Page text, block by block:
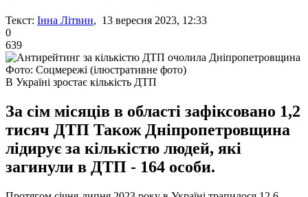
Текст: Інна Літвин, 13 вересня 2023, 12:33
0
639
Фото: Соцмережі (ілюстративне фото)
В Україні зростає кількість ДТП
За сім місяців в області зафіксовано 1,2
тисяч ДТП Також Дніпропетровщина
лідирує за кількістю людей, які
загинули в ДТП - 164 особи.